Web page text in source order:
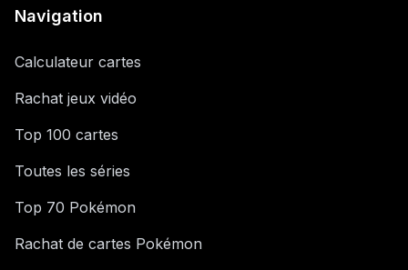
Navigation
Calculateur cartes
Rachat jeux vidéo
Top 100 cartes
Toutes les séries
Top 70 Pokémon
Rachat de cartes Pokémon